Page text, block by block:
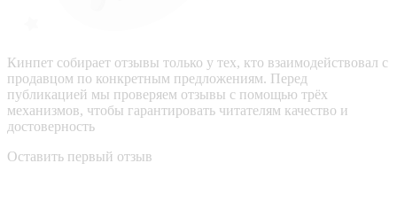
Кинпет собирает отзывы только у тех, кто взаимодействовал с
продавцом по конкретным предложениям. Перед
публикацией мы проверяем отзывы с помощью трёх
механизмов, чтобы гарантировать читателям качество и
достоверность
Оставить первый отзыв